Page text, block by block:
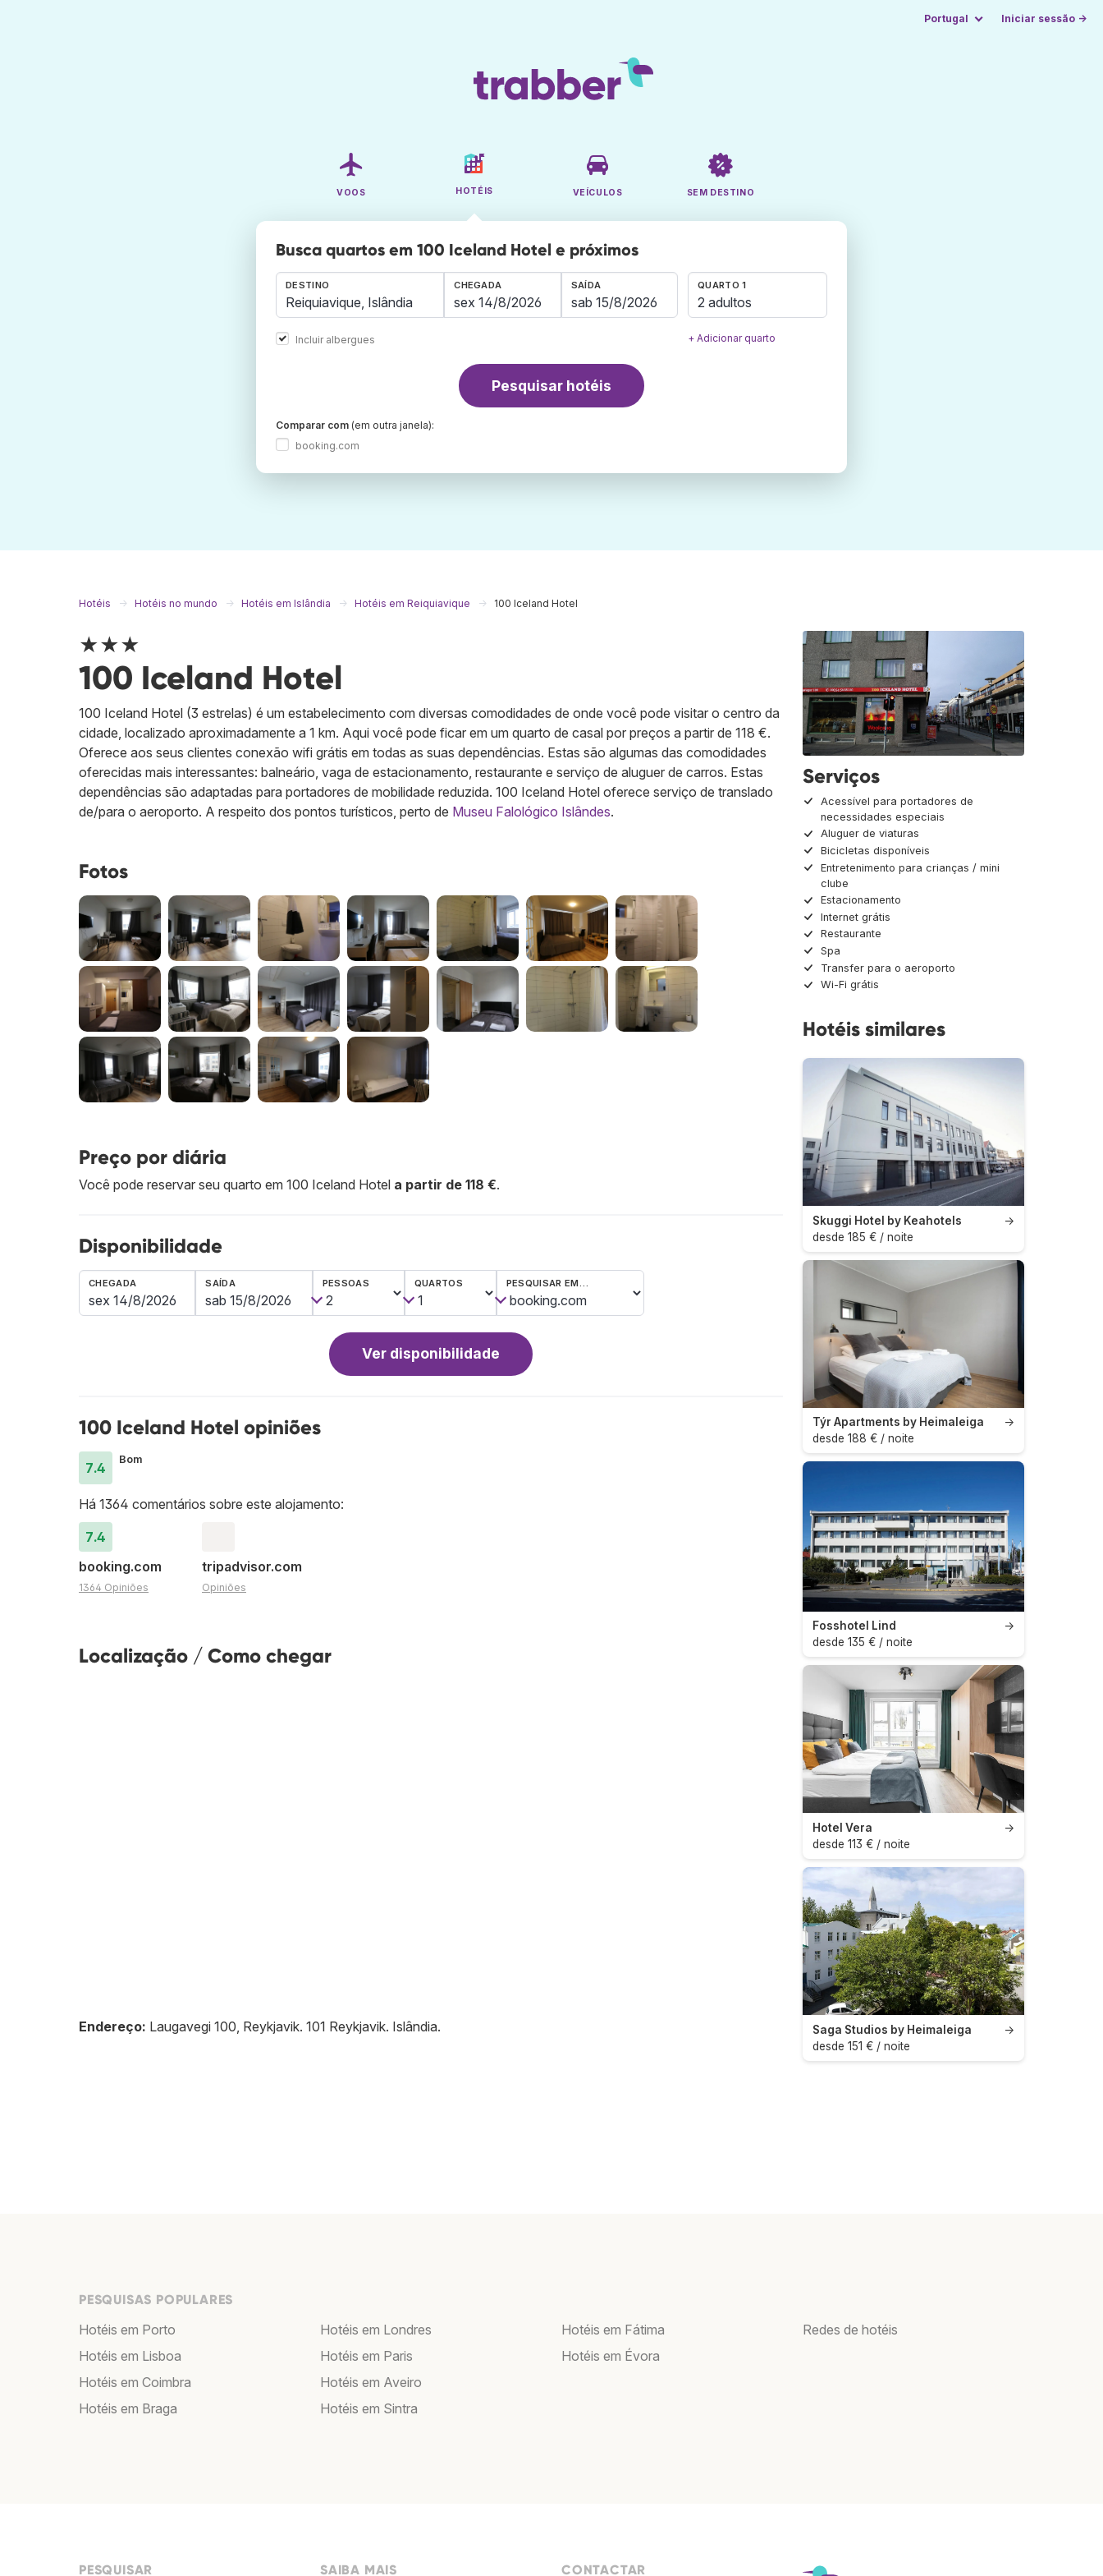
Portugal Iniciar sessão →
VOOS HOTÉIS VEÍCULOS SEM DESTINO
Busca quartos em 100 Iceland Hotel e próximos
DESTINO
Incluir albergues
CHEGADA SAÍDA QUARTO 1
2 adultos
+ Adicionar quarto
Pesquisar hotéis
Comparar com (em outra janela):
booking.com
Hotéis Hotéis no mundo Hotéis em Islândia Hotéis em Reiquiavique 100 Iceland Hotel
★★★
100 Iceland Hotel
100 Iceland Hotel (3 estrelas) é um estabelecimento com diversas comodidades de onde você pode visitar o centro da
cidade, localizado aproximadamente a 1 km. Aqui você pode ficar em um quarto de casal por preços a partir de 118 €.
Oferece aos seus clientes conexão wifi grátis em todas as suas dependências. Estas são algumas das comodidades
oferecidas mais interessantes: balneário, vaga de estacionamento, restaurante e serviço de aluguer de carros. Estas
dependências são adaptadas para portadores de mobilidade reduzida. 100 Iceland Hotel oferece serviço de translado
de/para o aeroporto. A respeito dos pontos turísticos, perto de Museu Falológico Islândes.
Fotos
Preço por diária
Você pode reservar seu quarto em 100 Iceland Hotel a partir de 118 €.
Disponibilidade
CHEGADA SAÍDA PESSOAS QUARTOS PESQUISAR EM…
Ver disponibilidade
100 Iceland Hotel opiniões
7.4
Bom
Há 1364 comentários sobre este alojamento:
7.4
booking.com
1364 Opiniões
tripadvisor.com
Opiniões
Localização / Como chegar
Endereço: Laugavegi 100, Reykjavik. 101 Reykjavik. Islândia.
Serviços
Acessível para portadores de
necessidades especiais
Aluguer de viaturas
Bicicletas disponíveis
Entretenimento para crianças / mini
clube
Estacionamento
Internet grátis
Restaurante
Spa
Transfer para o aeroporto
Wi-Fi grátis
Hotéis similares
→
Skuggi Hotel by Keahotels
desde 185 € / noite
→
Týr Apartments by Heimaleiga
desde 188 € / noite
→
Fosshotel Lind
desde 135 € / noite
→
Hotel Vera
desde 113 € / noite
→
Saga Studios by Heimaleiga
desde 151 € / noite
PESQUISAS POPULARES
Hotéis em Porto
Hotéis em Lisboa
Hotéis em Coimbra
Hotéis em Braga
Hotéis em Londres
Hotéis em Paris
Hotéis em Aveiro
Hotéis em Sintra
Hotéis em Fátima
Hotéis em Évora
Redes de hotéis
PESQUISAR SAIBA MAIS CONTACTAR